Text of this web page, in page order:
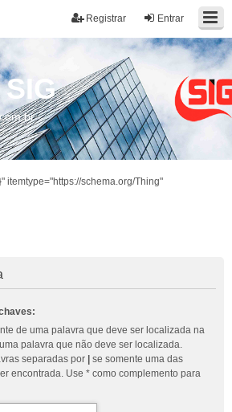
Entrar
Registrar
itemtype="https://schema.org/Thing"
de uma palavra que deve ser localizada na
palavra que não deve ser localizada.
separadas por
se somente uma das
encontrada. Use * como complemento para